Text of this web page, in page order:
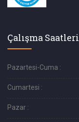
Çalışma Saatleri
Pazartesi-Cuma :
Cumartesi :
Pazar :